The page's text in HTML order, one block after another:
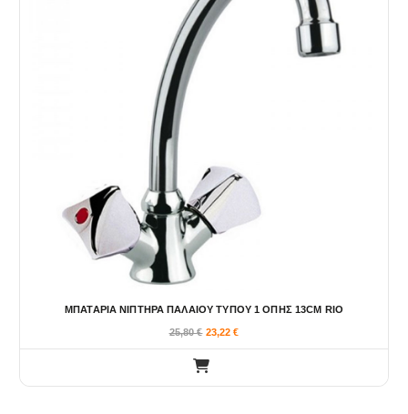
ΜΠΑΤΑΡΙΑ ΝΙΠΤΗΡΑ ΠΑΛΑΙΟΥ ΤΥΠΟΥ 1 ΟΠΗΣ 13CM RIO
25,80€ 23,22€